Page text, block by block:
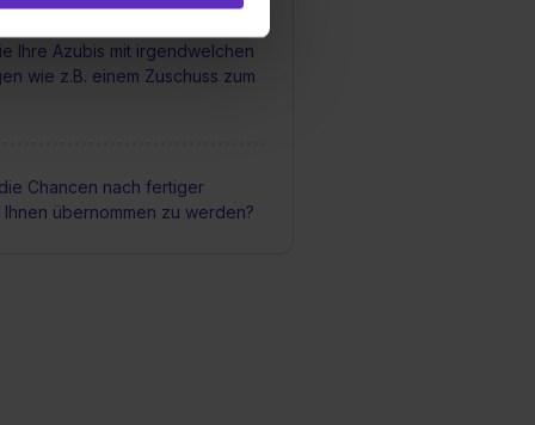
du nur bestimmte
erlauben“. Die
Media und Marketing“
a) DS-GVO). Die USA
dir erteilte Einwilligung
dem Punkt
du durch Klick auf
Ihre Azubis mit irgendwelchen
wie z.B. einem Zuschuss zum
Chancen nach fertiger
übernommen zu werden?